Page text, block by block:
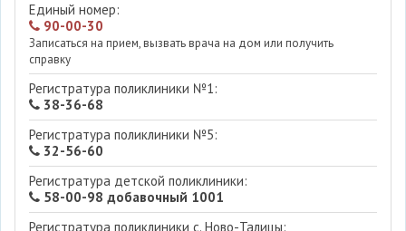
Единый номер:
90-00-30
Записаться на прием, вызвать врача на дом или получить
справку
Регистратура поликлиники №1:
38-36-68
Регистратура поликлиники №5:
32-56-60
Регистратура детской поликлиники:
58-00-98 добавочный 1001
Регистратура поликлиники с. Ново-Талицы: